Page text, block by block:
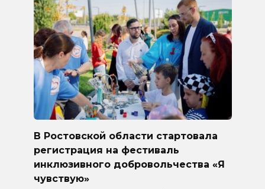
В Ростовской области стартовала
регистрация на фестиваль
инклюзивного добровольчества «Я
чувствую»